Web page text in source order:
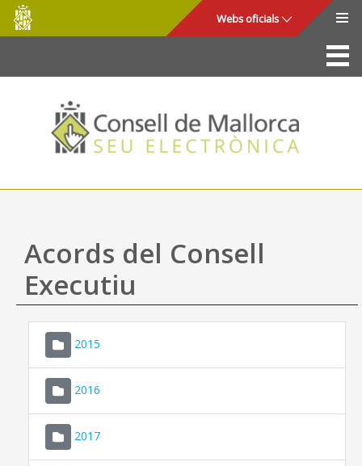
Salta al contingut principal
Consell
de
Mallorca
Webs oficials
La Seu
Consell de Mallorca
Accés i seguretat
Utilitats
Ajuda
Acords del Consell
Executiu
2015
2016
2017